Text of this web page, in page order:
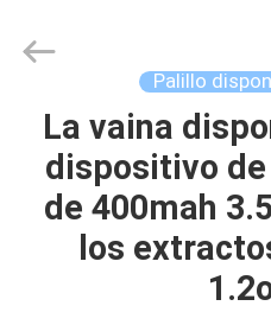
HOGAR
PRODUCTOS
Proveedor.
Copyright
huaeason.com.
Developed
Palillo
La vaina
dispositivo
de 400mah
los